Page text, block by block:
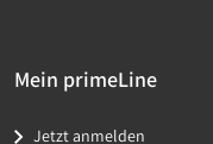
Mein primeLine
Jetzt anmelden